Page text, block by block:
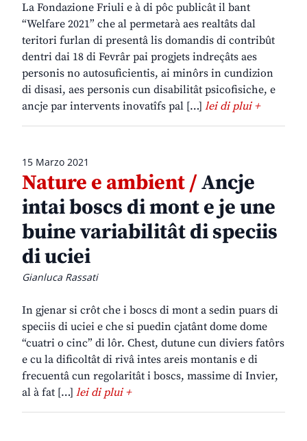
La Fondazione Friuli e à di pôc publicât il bant
“Welfare 2021” che al permetarà aes realtâts dal
teritori furlan di presentâ lis domandis di contribût
dentri dai 18 di Fevrâr pai progjets indreçâts aes
personis no autosuficientis, ai minôrs in cundizion
di disasi, aes personis cun disabilitât psicofisiche, e
ancje par intervents inovatîfs pal […] lei di plui +
15 Marzo 2021
Nature e ambient /Ancje
intai boscs di mont e je une
buine variabilitât di speciis
di uciei
Gianluca Rassati
In gjenar si crôt che i boscs di mont a sedin puars di
speciis di uciei e che si puedin cjatânt dome dome
“cuatri o cinc” di lôr. Chest, dutune cun diviers fatôrs
e cu la dificoltât di rivâ intes areis montanis e di
frecuentâ cun regolaritât i boscs, massime di Invier,
al à fat […] lei di plui +